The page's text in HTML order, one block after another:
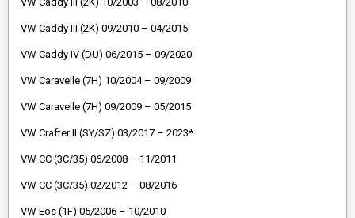
VW Caddy III (2K) 09/2010 – 04/2015
VW Caddy IV (DU) 06/2015 – 09/2020
VW Caravelle (7H) 10/2004 – 09/2009
VW Caravelle (7H) 09/2009 – 05/2015
VW Crafter II (SY/SZ) 03/2017 – 2023*
VW CC (3C/35) 06/2008 – 11/2011
VW CC (3C/35) 02/2012 – 08/2016
VW Eos (1F) 05/2006 – 10/2010